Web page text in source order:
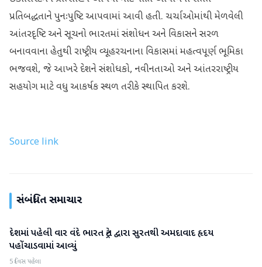
પ્રતિબદ્ધતાને પુનઃપુષ્ટિ આપવામાં આવી હતી. ચર્ચાઓમાંથી મેળવેલી
આંતરદૃષ્ટિ અને સૂચનો ભારતમાં સંશોધન અને વિકાસને સરળ
બનાવવાના હેતુથી રાષ્ટ્રીય વ્યૂહરચનાના વિકાસમાં મહત્વપૂર્ણ ભૂમિકા
ભજવશે, જે આખરે દેશને સંશોધકો, નવીનતાઓ અને આંતરરાષ્ટ્રીય
સહયોગ માટે વધુ આકર્ષક સ્થળ તરીકે સ્થાપિત કરશે.
Source link
સંબંધિત સમાચાર
ગુજરાત
દેશમાં પહેલી વાર વંદે ભારત ટ્રેન દ્વારા સુરતથી અમદાવાદ હૃદય
પહોંચાડવામાં આવ્યું
5 દિવસ પહેલા